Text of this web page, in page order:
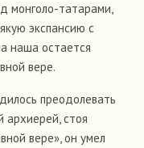
монголо-татарами,
экспансию с
наша остается
вере.
преодолевать
архиерей, стоя
вере», он умел